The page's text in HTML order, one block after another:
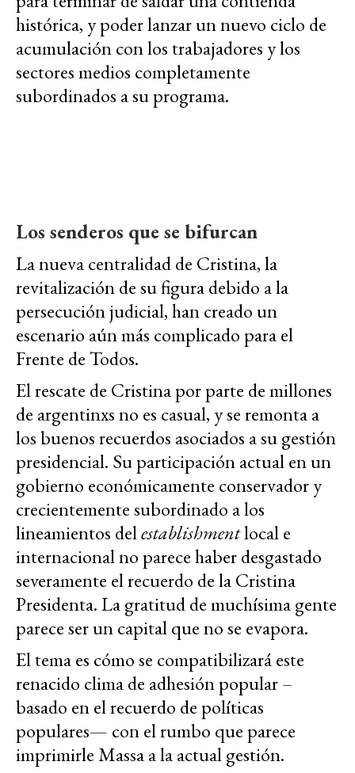
histórica, y poder lanzar un nuevo ciclo de
acumulación con los trabajadores y los
sectores medios completamente
subordinados a su programa.
Los senderos que se bifurcan
La nueva centralidad de Cristina, la
revitalización de su figura debido a la
persecución judicial, han creado un
escenario aún más complicado para el
Frente de Todos.
El rescate de Cristina por parte de millones
de argentinxs no es casual, y se remonta a
los buenos recuerdos asociados a su gestión
presidencial. Su participación actual en un
gobierno económicamente conservador y
crecientemente subordinado a los
lineamientos delestablishmentlocal e
internacional no parece haber desgastado
severamente el recuerdo de la Cristina
Presidenta. La gratitud de muchísima gente
parece ser un capital que no se evapora.
El tema es cómo se compatibilizará este
renacido clima de adhesión popular –
basado en el recuerdo de políticas
populares— con el rumbo que parece
imprimirle Massa a la actual gestión.